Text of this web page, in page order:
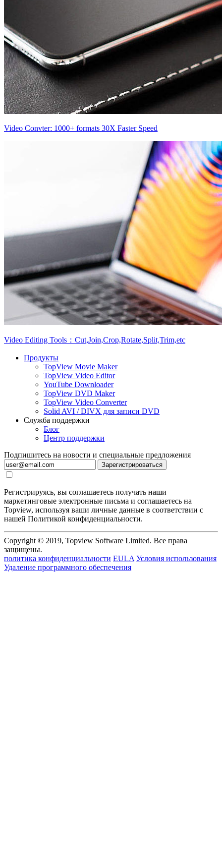
Video Convter: 1000+ formats 30X Faster Speed
Video Editing Tools：Cut,Join,Crop,Rotate,Split,Trim,etc
Продукты
TopView Movie Maker
TopView Video Editor
YouTube Downloader
TopView DVD Maker
TopView Video Converter
Solid AVI / DIVX для записи DVD
Служба поддержки
Блог
Центр поддержки
Подпишитесь на новости и специальные предложения
Зарегистрироваться
Регистрируясь, вы соглашаетесь получать наши
маркетинговые электронные письма и соглашаетесь на
Topview, используя ваши личные данные в соответствии с
нашей Политикой конфиденциальности.
Copyright © 2019, Topview Software Limited. Все права
защищены.
политика конфиденциальности EULA Условия использования
Удаление программного обеспечения